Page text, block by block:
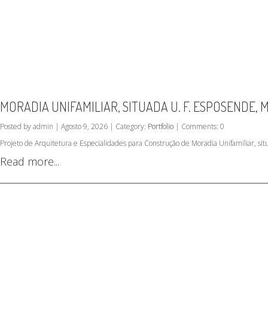
MORADIA UNIFAMILIAR, SITUADA U. F. ESPOSENDE,
Posted by admin | Agosto 9, 2026 | Category: Portfolio | Comments: 0
Projeto de Arquitetura e Especialidades para Construção de Moradia Unifamiliar,
Read more...